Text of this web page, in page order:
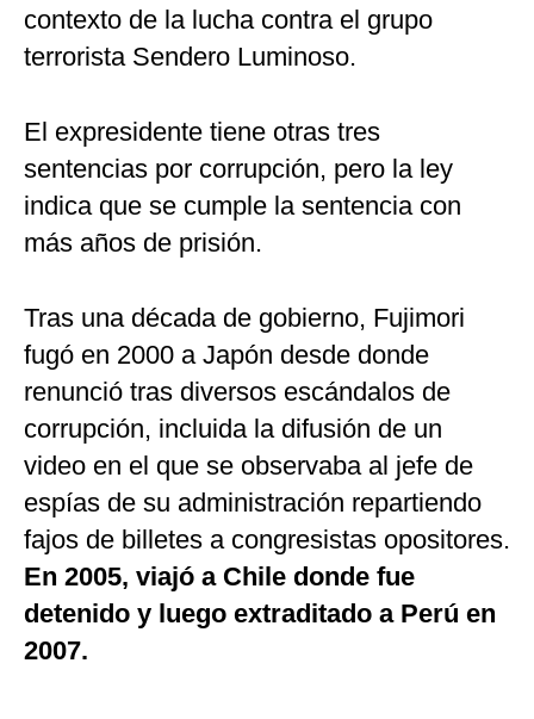
contexto de la lucha contra el grupo
terrorista Sendero Luminoso.
El expresidente tiene otras tres
sentencias por corrupción, pero la ley
indica que se cumple la sentencia con
más años de prisión.
Tras una década de gobierno, Fujimori
fugó en 2000 a Japón desde donde
renunció tras diversos escándalos de
corrupción, incluida la difusión de un
video en el que se observaba al jefe de
espías de su administración repartiendo
fajos de billetes a congresistas opositores.
En 2005, viajó a Chile donde fue
detenido y luego extraditado a Perú en
2007.